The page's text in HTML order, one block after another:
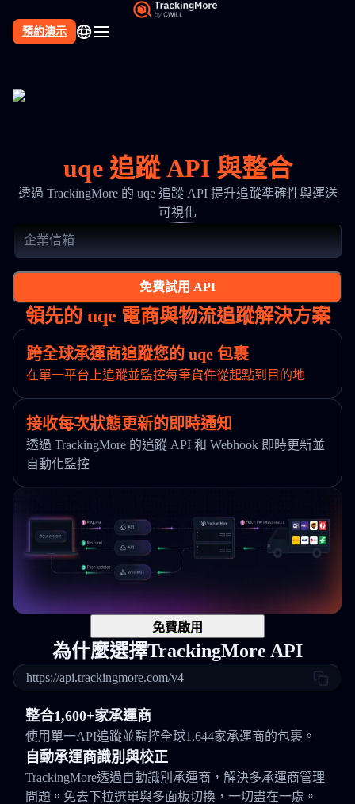
預約演示
uqe 追蹤 API 與整合
透過 TrackingMore 的 uqe 追蹤 API 提升追蹤準確性與運送
可視化
免費試用 API
領先的 uqe 電商與物流追蹤解決方案
跨全球承運商追蹤您的 uqe 包裹
在單一平台上追蹤並監控每筆貨件從起點到目的地
接收每次狀態更新的即時通知
透過 TrackingMore 的追蹤 API 和 Webhook 即時更新並
自動化監控
免費啟用
為什麼選擇TrackingMore API
https://api.trackingmore.com/v4
整合1,600+家承運商
使用單一API追蹤並監控全球1,644家承運商的包裹。
自動承運商識別與校正
TrackingMore透過自動識別承運商，解決多承運商管理
問題。免去下拉選單與多面板切換，一切盡在一處。